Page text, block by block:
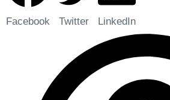
Facebook Twitter LinkedIn